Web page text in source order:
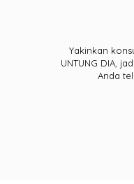
Yakinkan
UNTUNG DIA,
Anda